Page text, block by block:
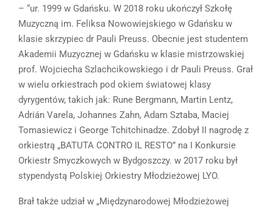
– “ur. 1999 w Gdańsku. W 2018 roku ukończył Szkołę
Muzyczną im. Feliksa Nowowiejskiego w Gdańsku w
klasie skrzypiec dr Pauli Preuss. Obecnie jest studentem
Akademii Muzycznej w Gdańsku w klasie mistrzowskiej
prof. Wojciecha Szlachcikowskiego i dr Pauli Preuss. Grał
w wielu orkiestrach pod okiem światowej klasy
dyrygentów, takich jak: Rune Bergmann, Martin Lentz,
Adrián Varela, Johannes Zahn, Adam Sztaba, Maciej
Tomasiewicz i George Tchitchinadze. Zdobył II nagrodę z
orkiestrą „BATUTA CONTRO IL RESTO” na I Konkursie
Orkiestr Smyczkowych w Bydgoszczy. w 2017 roku był
stypendystą Polskiej Orkiestry Młodzieżowej LYO.
Brał także udział w „Międzynarodowej Młodzieżowej